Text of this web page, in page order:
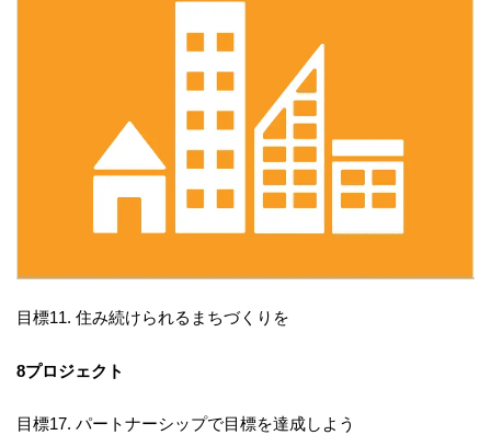
目標11. 住み続けられるまちづくりを
8プロジェクト
目標17. パートナーシップで目標を達成しよう